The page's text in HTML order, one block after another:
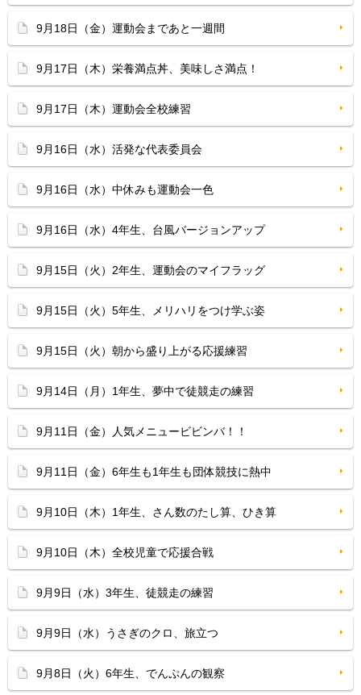
9月18日（金）運動会まであと一週間
9月17日（木）栄養満点丼、美味しさ満点！
9月17日（木）運動会全校練習
9月16日（水）活発な代表委員会
9月16日（水）中休みも運動会一色
9月16日（水）4年生、台風バージョンアップ
9月15日（火）2年生、運動会のマイフラッグ
9月15日（火）5年生、メリハリをつけ学ぶ姿
9月15日（火）朝から盛り上がる応援練習
9月14日（月）1年生、夢中で徒競走の練習
9月11日（金）人気メニュービビンバ！！
9月11日（金）6年生も1年生も団体競技に熱中
9月10日（木）1年生、さん数のたし算、ひき算
9月10日（木）全校児童で応援合戦
9月9日（水）3年生、徒競走の練習
9月9日（水）うさぎのクロ、旅立つ
9月8日（火）6年生、でんぷんの観察